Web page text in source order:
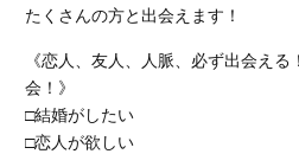
たくさんの方と出会えます！
《恋人、友人、人脈、必ず出会え
会！》
□結婚がしたい
□恋人が欲しい